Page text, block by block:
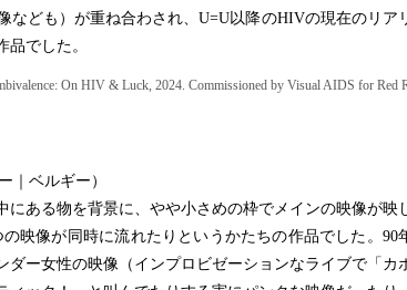
なども）が重ね合わされ、U=U以降のHIVの現在のリア
品でした。
On HIV & Luck, 2024. Commissioned by Visual AIDS for Red
｜ベルギー）
ある物を背景に、やや小さめの枠でメインの映像が映
映像が同時に流れたりというかたちの作品でした。90
ダー女性の映像（インプロビゼーションなライブで「カ